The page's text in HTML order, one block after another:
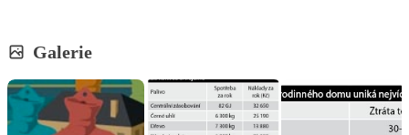
Galerie